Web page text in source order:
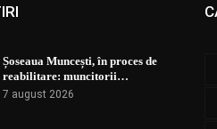
Șoseaua Muncești, în proces de
reabilitare: muncitorii…
7 august 2026